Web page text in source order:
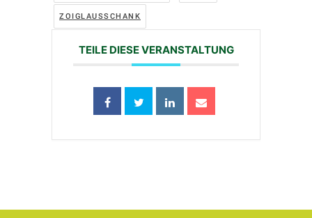
ZOIGLAUSSCHANK
TEILE DIESE VERANSTALTUNG